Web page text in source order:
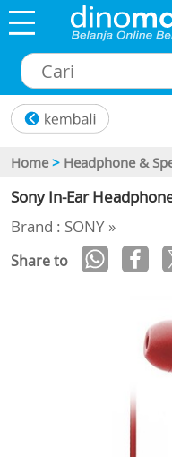
Home > Headphone &
Sony In-Ear
Brand : SONY »
Share to